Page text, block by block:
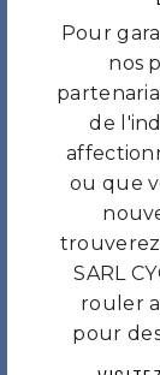
Pour
nos
de
ou que
SARL
rouler
pour